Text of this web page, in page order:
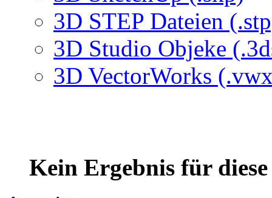
3D STEP Dateien
3D Studio Objeke
3D VectorWorks
Kein Ergebnis für